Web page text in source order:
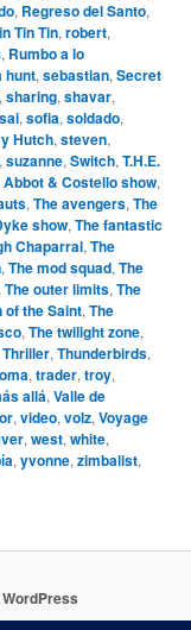
, Regreso del Santo,
Tin Tin, robert,
, Rumbo a lo
hunt, sebastian, Secret
, sharing, shavar,
, sofia, soldado,
Hutch, steven,
, suzanne, Switch, T.H.E.
Abbot & Costello show,
, The avengers, The
show, The fantastic
Chaparral, The
, The mod squad, The
The outer limits, The
of the Saint, The
, The twilight zone,
Thriller, Thunderbirds,
, trader, troy,
allá, Valle de
, video, volz, Voyage
, west, white,
, yvonne, zimbalist,